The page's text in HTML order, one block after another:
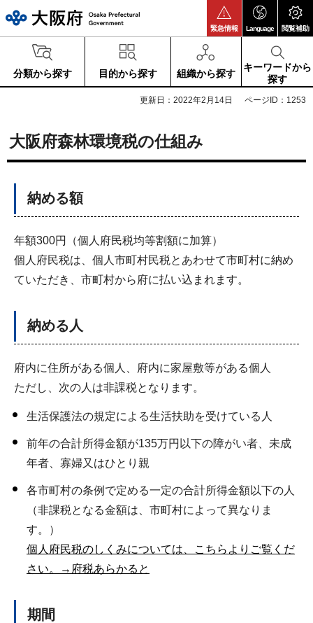
緊急情報 Language 閲覧補助
分類から探す 目的から探す 組織から探す
キーワードから
探す
更新日：2022年2月14日 ページID：1253
大阪府森林環境税の仕組み
納める額
年額300円（個人府民税均等割額に加算）
個人府民税は、個人市町村民税とあわせて市町村に納め
ていただき、市町村から府に払い込まれます。
納める人
府内に住所がある個人、府内に家屋敷等がある個人
ただし、次の人は非課税となります。
生活保護法の規定による生活扶助を受けている人
前年の合計所得金額が135万円以下の障がい者、未成
年者、寡婦又はひとり親
各市町村の条例で定める一定の合計所得金額以下の人
（非課税となる金額は、市町村によって異なりま
す。）
個人府民税のしくみについては、こちらよりご覧くだ
さい。→府税あらかると
期間